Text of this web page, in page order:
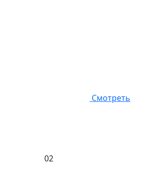
Смотреть
02